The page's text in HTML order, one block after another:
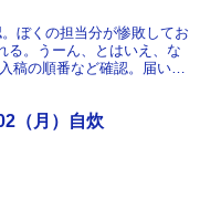
ぼくの担当分が惨敗してお
る。うーん、とはいえ、な
稿の順番など確認。届いた
（月）自炊